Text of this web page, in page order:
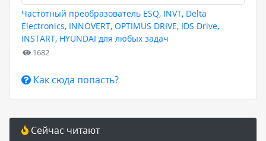
Частотный преобразователь ESQ, INVT, Delta
Electronics, INNOVERT, OPTIMUS DRIVE, IDS Drive,
INSTART, HYUNDAI для любых задач
1682
Как сюда попасть?
Сейчас читают